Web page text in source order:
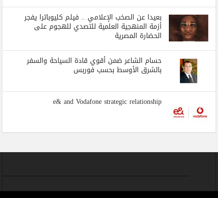
بعيدا عن الصخب الإعلامي .. فيلم كليوباترا يفجر
أزمة المنهجية العلمية للتصدي للهجوم على
الحضارة المصرية
حسام الشاعر ضمن أقوي قادة السياحة والسفر
بالشرق الأوسط بحسب فوربس
e& and Vodafone strategic relationship